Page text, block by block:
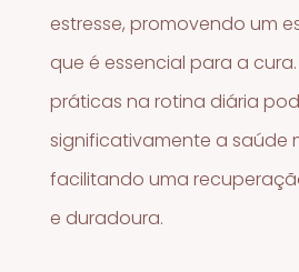
estresse, promovendo um
que é essencial para a
práticas na rotina diária
significativamente a saúde
facilitando uma
e duradoura.